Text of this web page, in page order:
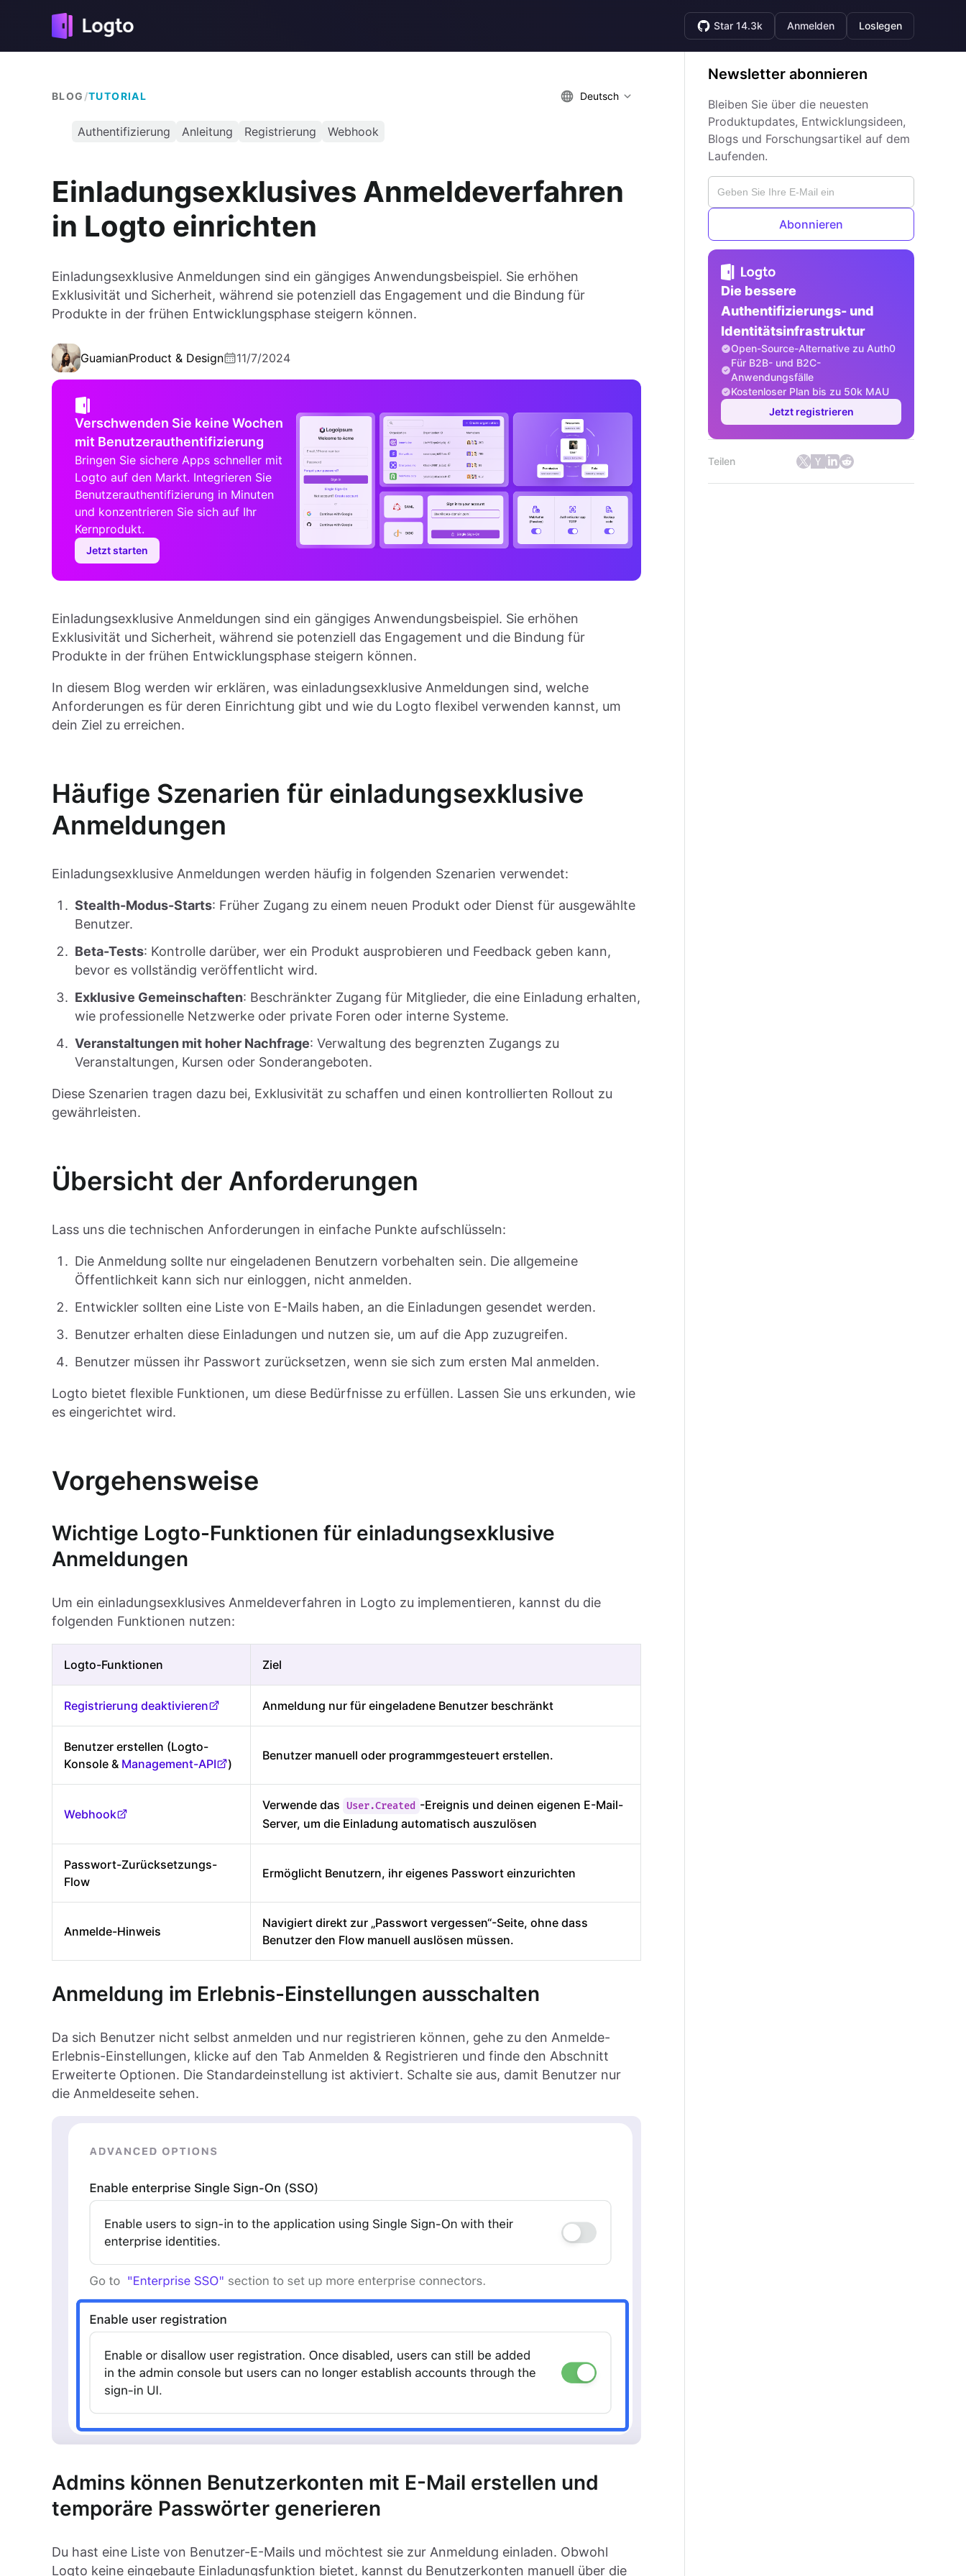
Star 14.3k Anmelden Loslegen
BLOG /TUTORIAL Deutsch
Authentifizierung Anleitung Registrierung Webhook
Einladungsexklusives Anmeldeverfahren
in Logto einrichten
Einladungsexklusive Anmeldungen sind ein gängiges Anwendungsbeispiel. Sie erhöhen
Exklusivität und Sicherheit, während sie potenziell das Engagement und die Bindung für
Produkte in der frühen Entwicklungsphase steigern können.
GuamianProduct & Design 11/7/2024
Verschwenden Sie keine Wochen
mit Benutzerauthentifizierung
Bringen Sie sichere Apps schneller mit
Logto auf den Markt. Integrieren Sie
Benutzerauthentifizierung in Minuten
und konzentrieren Sie sich auf Ihr
Kernprodukt.
Jetzt starten
Einladungsexklusive Anmeldungen sind ein gängiges Anwendungsbeispiel. Sie erhöhen
Exklusivität und Sicherheit, während sie potenziell das Engagement und die Bindung für
Produkte in der frühen Entwicklungsphase steigern können.
In diesem Blog werden wir erklären, was einladungsexklusive Anmeldungen sind, welche
Anforderungen es für deren Einrichtung gibt und wie du Logto flexibel verwenden kannst, um
dein Ziel zu erreichen.
Häufige Szenarien für einladungsexklusive
Anmeldungen
Einladungsexklusive Anmeldungen werden häufig in folgenden Szenarien verwendet:
Stealth-Modus-Starts: Früher Zugang zu einem neuen Produkt oder Dienst für ausgewählte
Benutzer.
Beta-Tests: Kontrolle darüber, wer ein Produkt ausprobieren und Feedback geben kann,
bevor es vollständig veröffentlicht wird.
Exklusive Gemeinschaften: Beschränkter Zugang für Mitglieder, die eine Einladung erhalten,
wie professionelle Netzwerke oder private Foren oder interne Systeme.
Veranstaltungen mit hoher Nachfrage: Verwaltung des begrenzten Zugangs zu
Veranstaltungen, Kursen oder Sonderangeboten.
Diese Szenarien tragen dazu bei, Exklusivität zu schaffen und einen kontrollierten Rollout zu
gewährleisten.
Übersicht der Anforderungen
Lass uns die technischen Anforderungen in einfache Punkte aufschlüsseln:
Die Anmeldung sollte nur eingeladenen Benutzern vorbehalten sein. Die allgemeine
Öffentlichkeit kann sich nur einloggen, nicht anmelden.
Entwickler sollten eine Liste von E-Mails haben, an die Einladungen gesendet werden.
Benutzer erhalten diese Einladungen und nutzen sie, um auf die App zuzugreifen.
Benutzer müssen ihr Passwort zurücksetzen, wenn sie sich zum ersten Mal anmelden.
Logto bietet flexible Funktionen, um diese Bedürfnisse zu erfüllen. Lassen Sie uns erkunden, wie
es eingerichtet wird.
Vorgehensweise
Wichtige Logto-Funktionen für einladungsexklusive
Anmeldungen
Um ein einladungsexklusives Anmeldeverfahren in Logto zu implementieren, kannst du die
folgenden Funktionen nutzen:
Logto-Funktionen Ziel
Registrierung deaktivieren Anmeldung nur für eingeladene Benutzer beschränkt
Benutzer erstellen (Logto-
Konsole & Management-API )
Benutzer manuell oder programmgesteuert erstellen.
Webhook
Verwende das User.Created -Ereignis und deinen eigenen E-Mail-
Server, um die Einladung automatisch auszulösen
Passwort-Zurücksetzungs-
Flow
Ermöglicht Benutzern, ihr eigenes Passwort einzurichten
Anmelde-Hinweis
Navigiert direkt zur „Passwort vergessen“-Seite, ohne dass
Benutzer den Flow manuell auslösen müssen.
Anmeldung im Erlebnis-Einstellungen ausschalten
Da sich Benutzer nicht selbst anmelden und nur registrieren können, gehe zu den Anmelde-
Erlebnis-Einstellungen, klicke auf den Tab Anmelden & Registrieren und finde den Abschnitt
Erweiterte Optionen. Die Standardeinstellung ist aktiviert. Schalte sie aus, damit Benutzer nur
die Anmeldeseite sehen.
Admins können Benutzerkonten mit E-Mail erstellen und
temporäre Passwörter generieren
Du hast eine Liste von Benutzer-E-Mails und möchtest sie zur Anmeldung einladen. Obwohl
Logto keine eingebaute Einladungsfunktion bietet, kannst du Benutzerkonten manuell über die
Newsletter abonnieren
Bleiben Sie über die neuesten
Produktupdates, Entwicklungsideen,
Blogs und Forschungsartikel auf dem
Laufenden.
Abonnieren
Die bessere
Authentifizierungs- und
Identitätsinfrastruktur
Open-Source-Alternative zu Auth0
Für B2B- und B2C-
Anwendungsfälle
Kostenloser Plan bis zu 50k MAU
Jetzt registrieren
Teilen